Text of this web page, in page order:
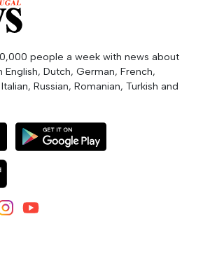
people a week with news about
English, Dutch, German, French,
Russian, Romanian, Turkish and